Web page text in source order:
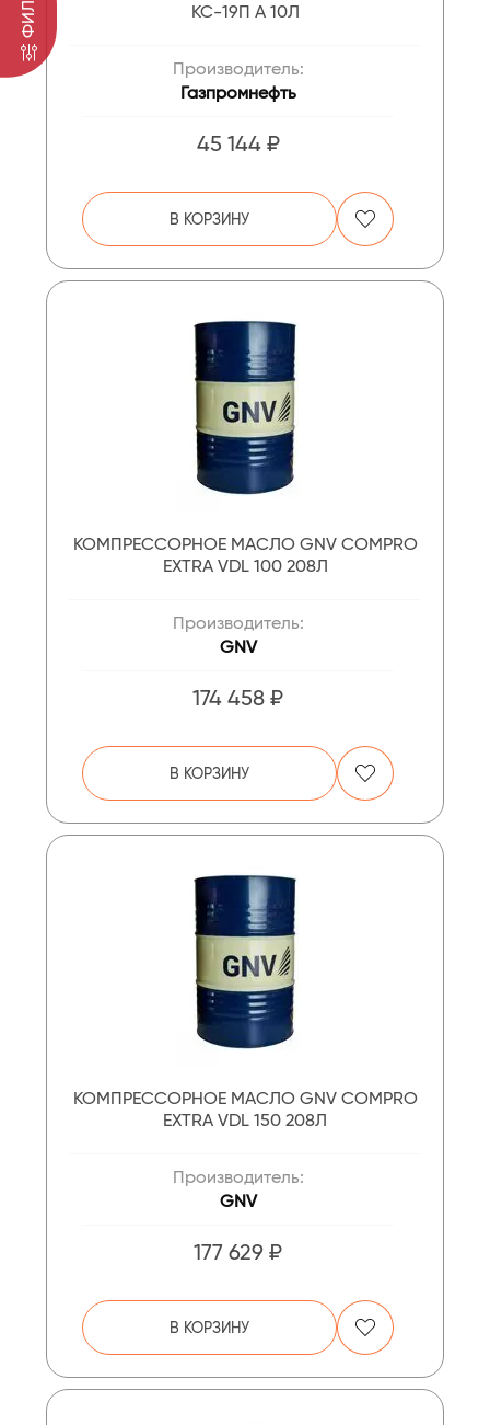
КС-19П А 10Л
Производитель:
Газпромнефть
45 144 ₽
В КОРЗИНУ
КОМПРЕССОРНОЕ МАСЛО GNV COMPRO
EXTRA VDL 100 208Л
Производитель:
GNV
174 458 ₽
В КОРЗИНУ
КОМПРЕССОРНОЕ МАСЛО GNV COMPRO
EXTRA VDL 150 208Л
Производитель:
GNV
177 629 ₽
В КОРЗИНУ